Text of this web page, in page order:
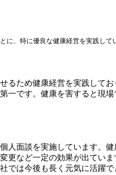
、特に優良な健康経営を実践して
ため健康経営を実践して
です。健康を害すると現
面談を実施しています。
など一定の効果が出てい
は今後も長く元気に活躍